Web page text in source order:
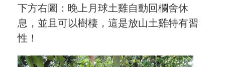
下方右圖：晚上月球土雞自動回欄舍休
息，並且可以樹棲，這是放山土雞特有習
性！